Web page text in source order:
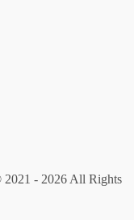
- 2026 All Rights